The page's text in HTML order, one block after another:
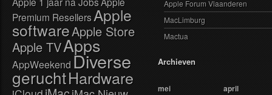
Premium ResellersApple
softwareApple Store
Apple TVApps
AppWeekend Diverse
geruchtHardware
Apple Forum Vlaanderen
MacLimburg
Mactua
Archieven
mei
april